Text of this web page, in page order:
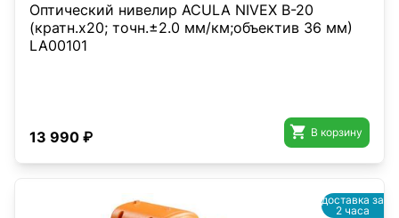
Оптический нивелир ACULA NIVEX B-20
(кратн.х20; точн.±2.0 мм/км;объектив 36 мм)
LA00101
13 990 ₽  В корзину
доставка за
2 часа